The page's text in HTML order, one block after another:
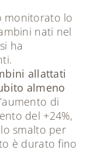
monitorato lo
nati nel
ha
allattati
almeno
di
del +24%,
smalto per
è durato fino